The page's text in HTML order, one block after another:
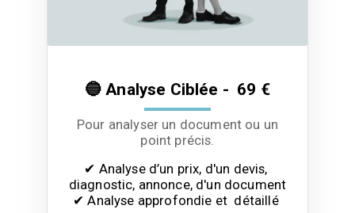
🔵 Analyse Ciblée - 69 €
Pour analyser un document ou un
point précis.
✔ Analyse d’un prix, d'un devis,
diagnostic, annonce, d'un document
✔ Analyse approfondie et  détaillé